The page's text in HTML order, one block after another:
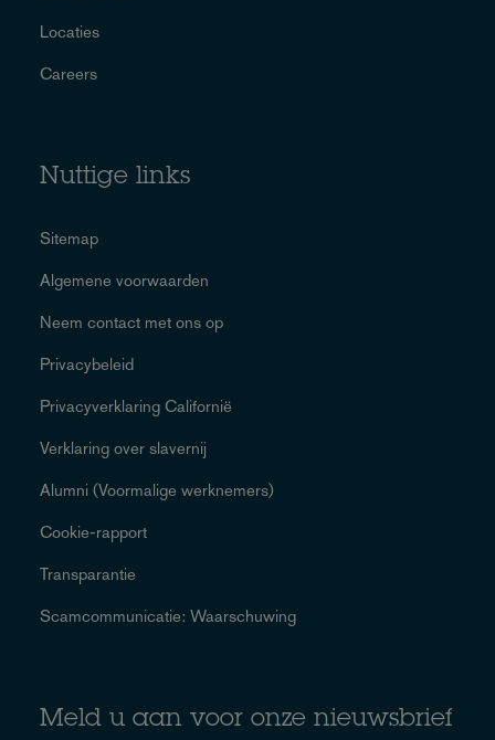
Locaties
Careers
Nuttige links
Sitemap
Algemene voorwaarden
Neem contact met ons op
Privacybeleid
Privacyverklaring Californië
Verklaring over slavernij
Alumni (Voormalige werknemers)
Cookie-rapport
Transparantie
Scamcommunicatie: Waarschuwing
Meld u aan voor onze nieuwsbrief